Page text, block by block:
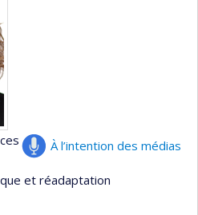
À l’intention des médias
et réadaptation